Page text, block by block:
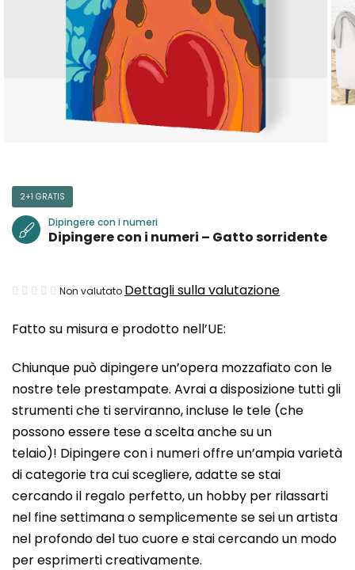
Fatto su misura e prodotto nell’UE:
Chiunque può dipingere un’opera mozzafiato con le
nostre tele prestampate. Avrai a disposizione tutti gli
strumenti che ti serviranno, incluse le tele (che
possono essere tese a scelta anche su un
telaio)! Dipingere con i numeri offre un’ampia varietà
di categorie tra cui scegliere, adatte se stai
cercando il regalo perfetto, un hobby per rilassarti
nel fine settimana o semplicemente se sei un artista
nel profondo del tuo cuore e stai cercando un modo
per esprimerti creativamente.
2+1 GRATIS
Dipingere con i numeri
Dipingere con i numeri – Gatto sorridente
La
media
prodotto
è
0,0
su
5
stelle.
Non valutato Dettagli sulla valutazione